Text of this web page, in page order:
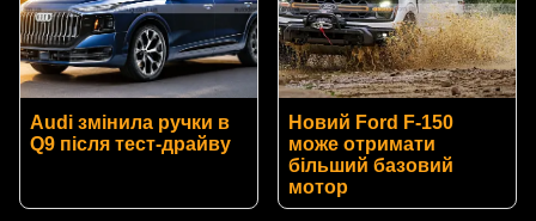
Audi змінила ручки в
Q9 після тест-драйву
Новий Ford F-150
може отримати
більший базовий
мотор